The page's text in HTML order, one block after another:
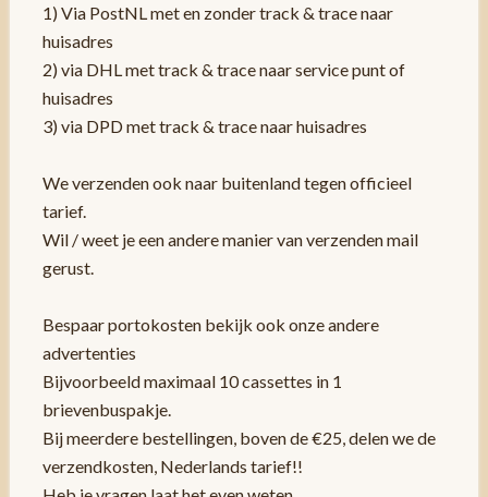
1) Via PostNL met en zonder track & trace naar
huisadres
2) via DHL met track & trace naar service punt of
huisadres
3) via DPD met track & trace naar huisadres
We verzenden ook naar buitenland tegen officieel
tarief.
Wil / weet je een andere manier van verzenden mail
gerust.
Bespaar portokosten bekijk ook onze andere
advertenties
Bijvoorbeeld maximaal 10 cassettes in 1
brievenbuspakje.
Bij meerdere bestellingen, boven de €25, delen we de
verzendkosten, Nederlands tarief!!